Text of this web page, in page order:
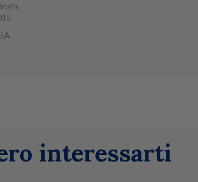
interessarti